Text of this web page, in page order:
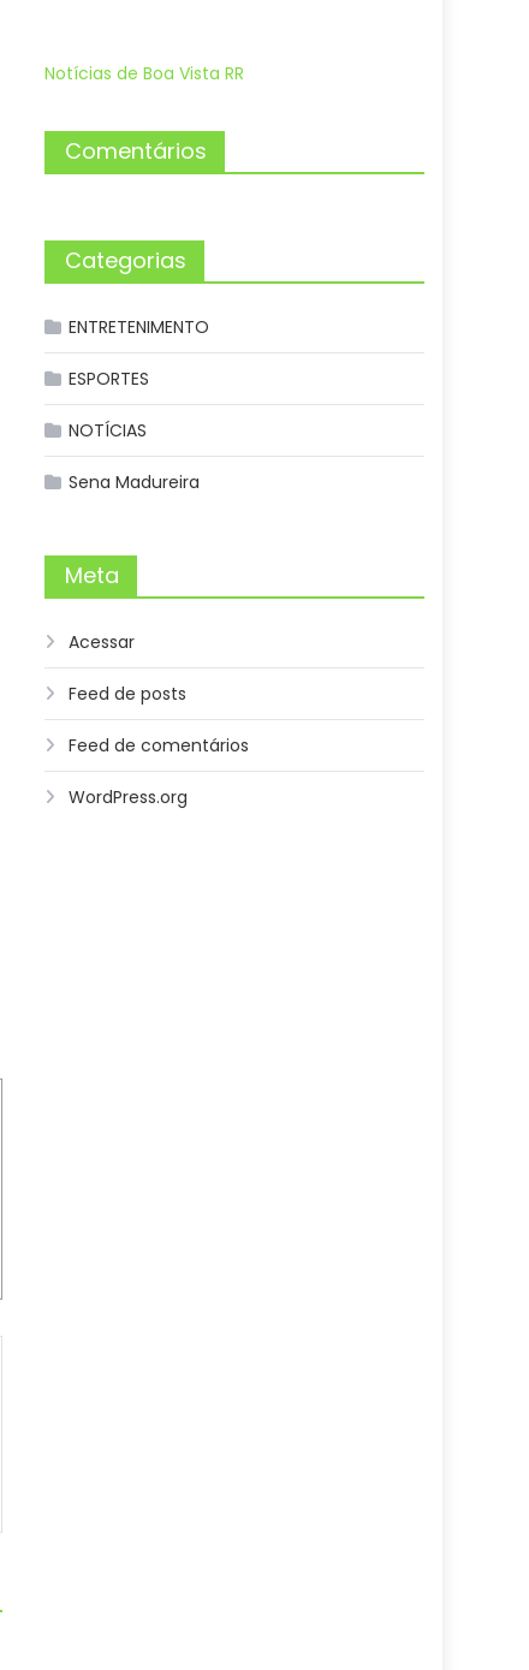
Notícias de Boa Vista RR
Comentários
Categorias
ENTRETENIMENTO
ESPORTES
NOTÍCIAS
Sena Madureira
Meta
Acessar
Feed de posts
Feed de comentários
WordPress.org